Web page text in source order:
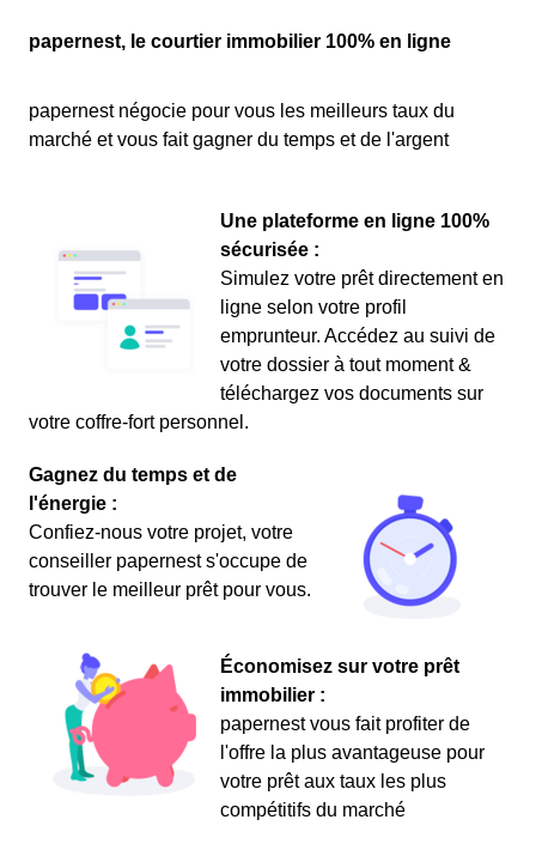
papernest, le courtier immobilier 100% en ligne
papernest négocie pour vous les meilleurs taux du
marché et vous fait gagner du temps et de l'argent
Une plateforme en ligne 100%
sécurisée :
Simulez votre prêt directement en
ligne selon votre profil
emprunteur. Accédez au suivi de
votre dossier à tout moment &
téléchargez vos documents sur
votre coffre-fort personnel.
Gagnez du temps et de
l'énergie :
Confiez-nous votre projet, votre
conseiller papernest s'occupe de
trouver le meilleur prêt pour vous.
Économisez sur votre prêt
immobilier :
papernest vous fait profiter de
l'offre la plus avantageuse pour
votre prêt aux taux les plus
compétitifs du marché